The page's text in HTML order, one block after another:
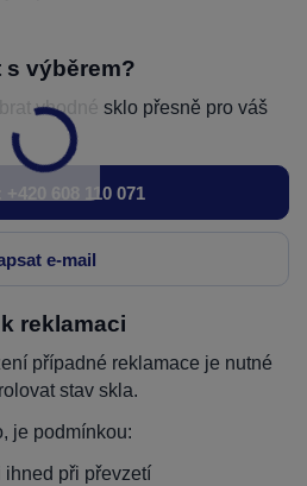
s výběrem?
vhodné sklo přesně pro váš
608 110 071
e-mail
reklamaci
případné reklamace je nutné
stav skla.
je podmínkou:
při převzetí